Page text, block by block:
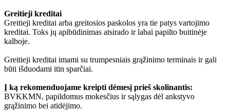
Greitieji kreditai
Greitieji kreditai arba greitosios paskolos yra tie patys vartojimo
kreditai. Toks jų apibūdinimas atsirado ir labai papilto buitinėje
kalboje.
Greitieji kreditai imami su trumpesniais grąžinimo terminais ir gali
būti išduodami itin sparčiai.
Į ką rekomenduojame kreipti dėmesį prieš skolinantis:
BVKKMN, papildomus mokesčius ir sąlygas dėl ankstyvo
grąžinimo bei atidėjimo.